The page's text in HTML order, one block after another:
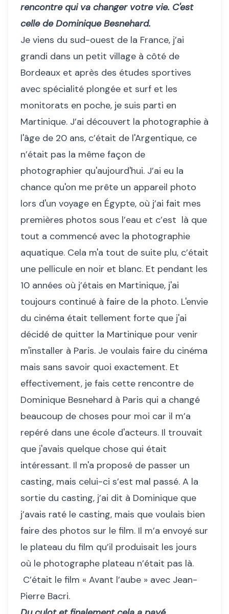
rencontre qui va changer votre vie. C'est
celle de Dominique Besnehard.
Je viens du sud-ouest de la France, j’ai
grandi dans un petit village à côté de
Bordeaux et après des études sportives
avec spécialité plongée et surf et les
monitorats en poche, je suis parti en
Martinique. J’ai découvert la photographie à
l'âge de 20 ans, c’était de l'Argentique, ce
n’était pas la même façon de
photographier qu'aujourd'hui. J’ai eu la
chance qu'on me prête un appareil photo
lors d'un voyage en Égypte, où j’ai fait mes
premières photos sous l’eau et c’est là que
tout a commencé avec la photographie
aquatique. Cela m'a tout de suite plu, c’était
une pellicule en noir et blanc. Et pendant les
10 années où j’étais en Martinique, j'ai
toujours continué à faire de la photo. L'envie
du cinéma était tellement forte que j'ai
décidé de quitter la Martinique pour venir
m'installer à Paris. Je voulais faire du cinéma
mais sans savoir quoi exactement. Et
effectivement, je fais cette rencontre de
Dominique Besnehard à Paris qui a changé
beaucoup de choses pour moi car il m’a
repéré dans une école d'acteurs. Il trouvait
que j'avais quelque chose qui était
intéressant. Il m'a proposé de passer un
casting, mais celui-ci s’est mal passé. A la
sortie du casting, j’ai dit à Dominique que
j’avais raté le casting, mais que voulais bien
faire des photos sur le film. Il m’a envoyé sur
le plateau du film qu’il produisait les jours
où le photographe plateau n’était pas là.
C’était le film « Avant l’aube » avec Jean-
Pierre Bacri.